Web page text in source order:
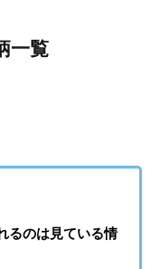
一覧
るのは見ている情